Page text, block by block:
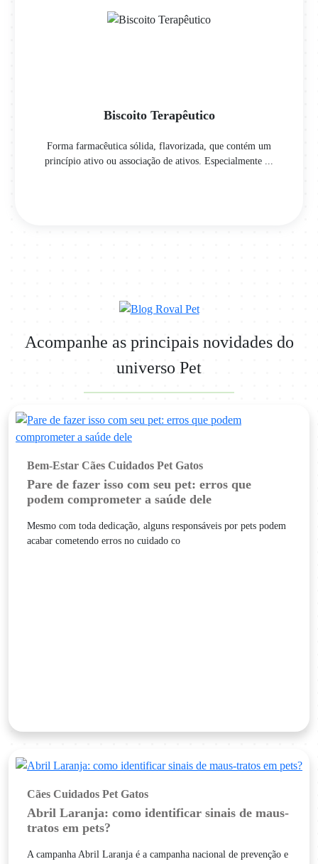
Biscoito Terapêutico
Forma farmacêutica sólida, flavorizada, que contém um
princípio ativo ou associação de ativos. Especialmente ...
Acompanhe as principais novidades do
universo Pet
Bem-Estar Cães Cuidados Pet Gatos
Pare de fazer isso com seu pet: erros que
podem comprometer a saúde dele
Mesmo com toda dedicação, alguns responsáveis por pets podem
acabar cometendo erros no cuidado co
Cães Cuidados Pet Gatos
Abril Laranja: como identificar sinais de maus-
tratos em pets?
A campanha Abril Laranja é a campanha nacional de prevenção e